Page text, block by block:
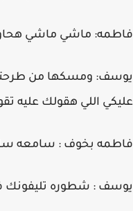
فاطمه: ماشي ماشي
يوسف: ومسكها من
عليكي اللي هقولك عليه
فاطمه بخوف : سامعه
يوسف : شطوره تليفونك